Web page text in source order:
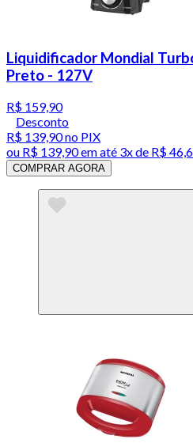
Liquidificador Mondial
Preto - 127V
R$ 159,90
Desconto
R$ 139,90no PIX
ou R$ 139,90em até 3x de R$
COMPRAR AGORA